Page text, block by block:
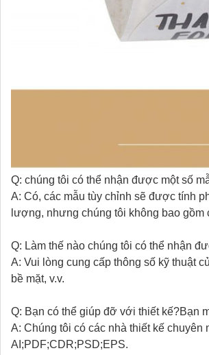
Q: chúng tôi có thể nhận được một số
A: Có, các mẫu tùy chỉnh sẽ được tính
lượng, nhưng chúng tôi không bao gồm
Q: Làm thế nào chúng tôi có thể nhận
A: Vui lòng cung cấp thông số kỹ thuật
bề mặt, v.v.
Q: Bạn có thể giúp đỡ với thiết kế?Bạn
A: Chúng tôi có các nhà thiết kế
AI;PDF;CDR;PSD;EPS.